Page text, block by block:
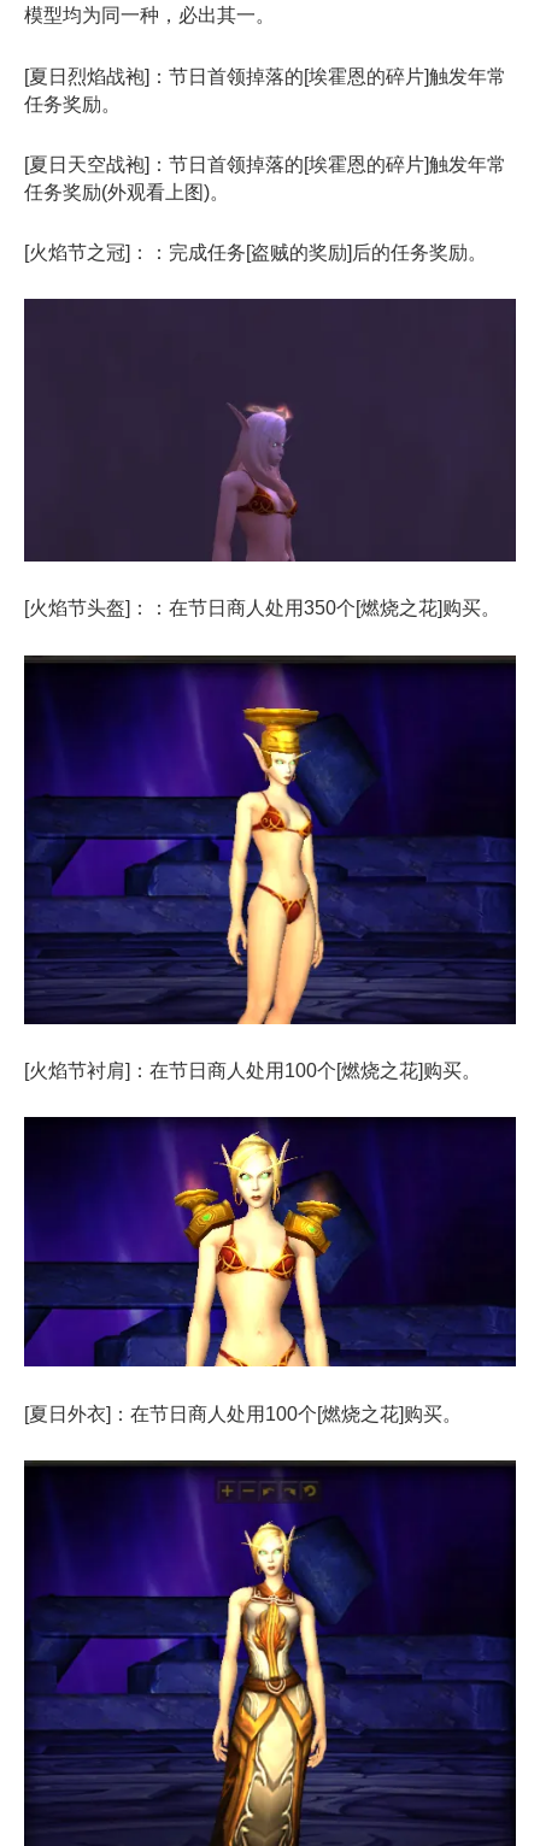
模型均为同一种，必出其一。
[夏日烈焰战袍]：节日首领掉落的[埃霍恩的碎片]触发年常
任务奖励。
[夏日天空战袍]：节日首领掉落的[埃霍恩的碎片]触发年常
任务奖励(外观看上图)。
[火焰节之冠]：：完成任务[盗贼的奖励]后的任务奖励。
[火焰节头盔]：：在节日商人处用350个[燃烧之花]购买。
[火焰节衬肩]：在节日商人处用100个[燃烧之花]购买。
[夏日外衣]：在节日商人处用100个[燃烧之花]购买。